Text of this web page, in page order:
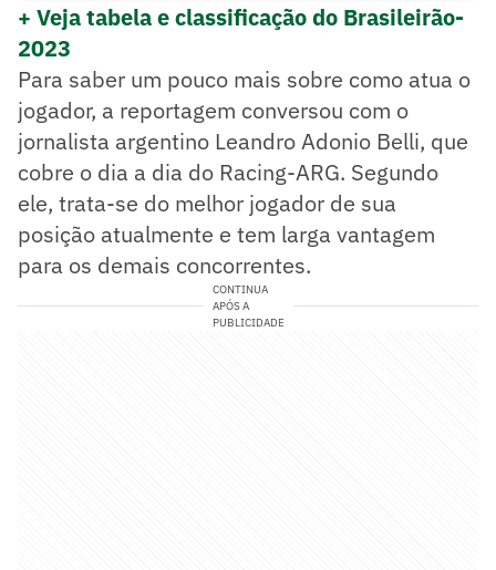
+ Veja tabela e classificação do Brasileirão-
2023
Para saber um pouco mais sobre como atua o
jogador, a reportagem conversou com o
jornalista argentino Leandro Adonio Belli, que
cobre o dia a dia do Racing-ARG. Segundo
ele, trata-se do melhor jogador de sua
posição atualmente e tem larga vantagem
para os demais concorrentes.
CONTINUA
APÓS A
PUBLICIDADE